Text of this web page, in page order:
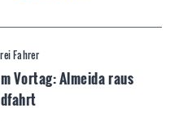
Fahrer
Vortag: Almeida raus